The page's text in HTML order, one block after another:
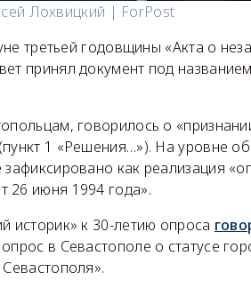
Лохвицкий | ForPost
третьей годовщины «Акта о
принял документ под
говорилось о
1 «Решения…»). На уровне
как реализация
26 июня 1994 года».
историк» к 30-летию опроса
в Севастополе о статусе